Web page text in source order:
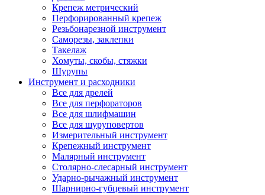
Крепеж метрический
Перфорированный крепеж
Резьбонарезной инструмент
Саморезы, заклепки
Такелаж
Хомуты, скобы, стяжки
Шурупы
Инструмент и расходники
Все для дрелей
Все для перфораторов
Все для шлифмашин
Все для шуруповертов
Измерительный инструмент
Крепежный инструмент
Малярный инструмент
Столярно-слесарный инструмент
Ударно-рычажный инструмент
Шарнирно-губцевый инструмент